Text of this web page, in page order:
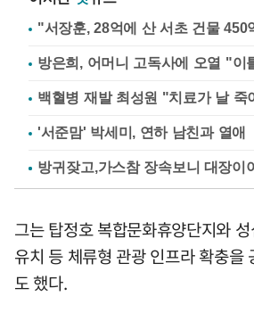
"서장훈, 28억에 산 서초 건물 450
방은희, 어머니 고독사에 오열 "이
백혈병 재발 최성원 "치료가 날 죽
'서준맘' 박세미, 연하 남친과 열애
그는 탑정호 복합문화휴양단지와
유치 등 체류형 관광 인프라 확충을
도 했다.